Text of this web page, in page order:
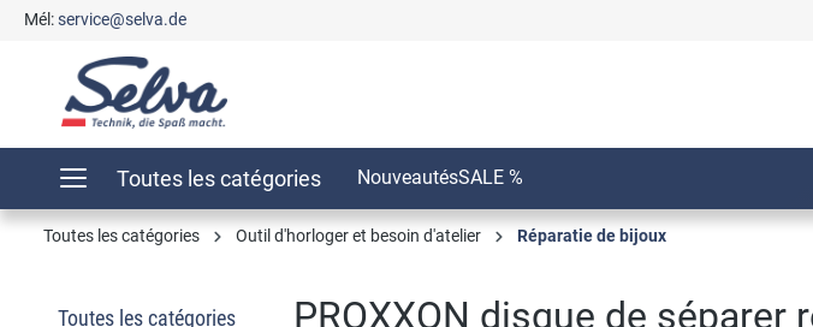
Passer à la navigation principale
Mél:service@selva.de
Toutes les catégories NouveautésSALE %
Toutes les catégories Outil d'horloger et besoin d'atelier Réparatie de bijoux
Toutes les catégories
PROXXON disque de